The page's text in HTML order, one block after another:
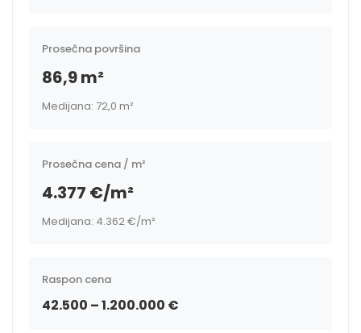
Prosečna površina
86,9 m²
Medijana: 72,0 m²
Prosečna cena / m²
4.377 €/m²
Medijana: 4.362 €/m²
Raspon cena
42.500 – 1.200.000 €